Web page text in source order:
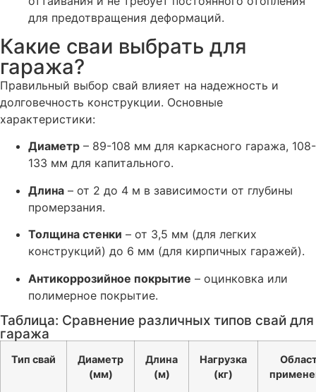
для предотвращения деформаций.
Какие сваи выбрать для
гаража?
Правильный выбор свай влияет на надежность и
долговечность конструкции. Основные
характеристики:
Диаметр – 89-108 мм для каркасного гаража, 108-
133 мм для капитального.
Длина – от 2 до 4 м в зависимости от глубины
промерзания.
Толщина стенки – от 3,5 мм (для легких
конструкций) до 6 мм (для кирпичных гаражей).
Антикоррозийное покрытие – оцинковка или
полимерное покрытие.
Таблица: Сравнение различных типов свай для
гаража
Тип свай
Диаметр
(мм)
Длина
(м)
Нагрузка
(кг)